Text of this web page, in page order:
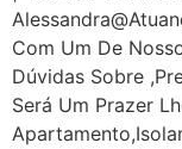
Com Um De
Dúvidas Sobre
Será Um Prazer